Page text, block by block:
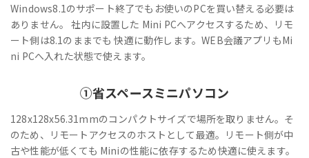
Windows8.1のサポート終了でもお使いのPCを買い替える必要は
ありません。 社内に設置した Mini PCへアクセスするため、リモ
ート側は8.1のままでも 快適に動作します。WEB会議アプリもMi
ni PCへ入れた状態で使えます。
①省スペースミニパソコン
128x128x56.31mmのコンパクトサイズで場所を取りません。そ
のため、リモートアクセスのホストとして最適。リモート側が中
古や性能が低くても Miniの性能に依存するため快適に使えます。